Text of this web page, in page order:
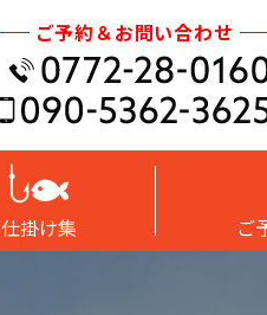
ご予約＆お問い合わせ
仕掛け集 ご